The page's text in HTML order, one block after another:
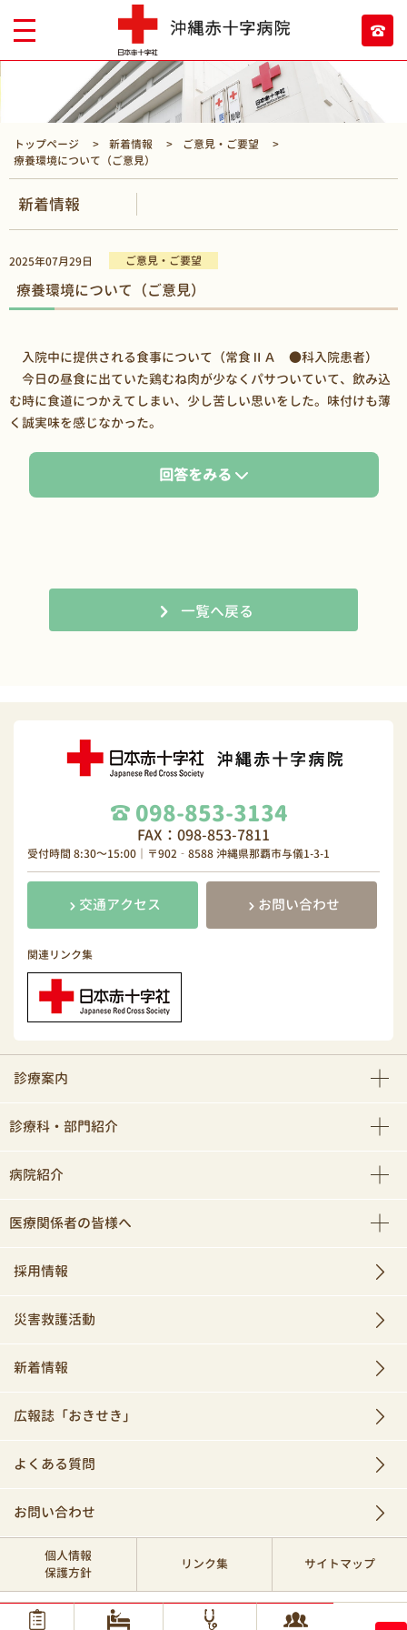
トップページ 新着情報
ご意見・ご要望
療養環境について（ご意見）
新着情報
2025年07月29日 ご意見・ご要望
療養環境について（ご意見）
入院中に提供される食事について（常食ⅡＡ ●科入院患者）
今日の昼食に出ていた鶏むね肉が少なくパサついていて、飲み込
む時に食道につかえてしまい、少し苦しい思いをした。味付けも薄
く誠実味を感じなかった。
回答をみる
一覧へ戻る
098-853-3134
FAX：098-853-7811
受付時間 8:30～15:00｜〒902‐8588 沖縄県那覇市与儀1-3-1
交通アクセス お問い合わせ
関連リンク集
診療案内
診療科・部門紹介
病院紹介
医療関係者の皆様へ
採用情報
災害救護活動
新着情報
広報誌「おきせき」
よくある質問
お問い合わせ
個人情報
保護方針
リンク集 サイトマップ
© 2017 Okinawa Red Cross Hospital.